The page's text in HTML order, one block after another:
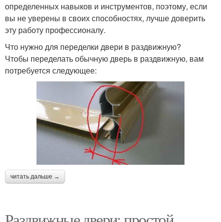
определенных навыков и инструментов, поэтому, если
вы не уверены в своих способностях, лучше доверить
эту работу профессионалу.
Что нужно для переделки двери в раздвижную?
Чтобы переделать обычную дверь в раздвижную, вам
потребуется следующее:
читать дальше →